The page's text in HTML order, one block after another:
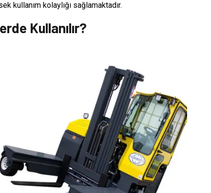
kullanım kolaylığı sağlamaktadır.
Kullanılır?